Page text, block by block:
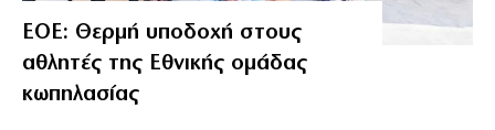
ΕΟΕ: Θερμή υποδοχή στους
αθλητές της Εθνικής ομάδας
κωπηλασίας